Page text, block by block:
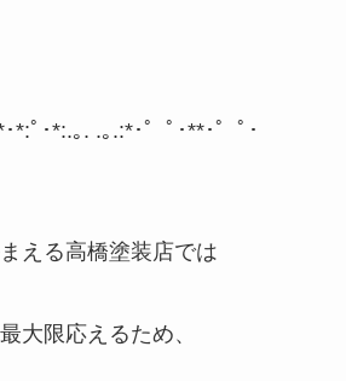
･*:ﾟ･*:.｡ . .｡ .:*･゜ﾟ･**･゜ﾟ･
える高橋塗装店では
大限応えるため、